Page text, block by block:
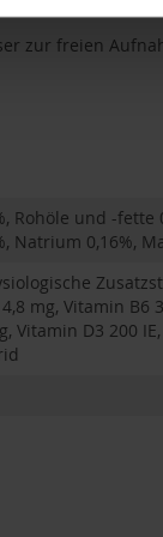
zur freien
Rohöle und -fette
Natrium 0,16%,
mg, Vitamin B6
Vitamin D3 200